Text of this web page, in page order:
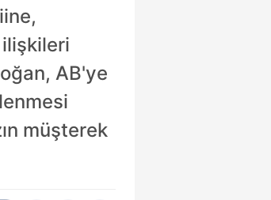
AB'ye
müşterek